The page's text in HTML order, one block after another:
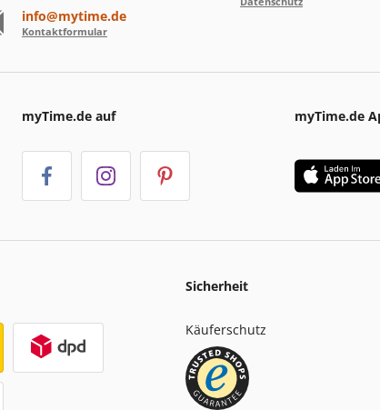
info@mytime.de
Kontaktformular
myTime.de auf myTime.de
Sicherheit
Käuferschutz